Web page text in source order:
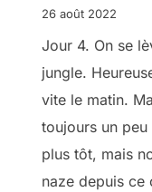
26 août 2022
Jour 4. On se
jungle.
vite le matin.
toujours un peu
plus tôt, mais
naze depuis